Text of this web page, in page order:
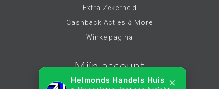
Extra Zekerheid
Cashback Acties & More
Winkelpagina
Mijn account
Helmonds Handels Huis ×